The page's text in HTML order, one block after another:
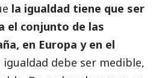
la igualdad tiene que ser
el conjunto de las
en Europa y en el
igualdad debe ser medible,